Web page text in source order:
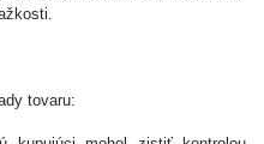
tovaru: